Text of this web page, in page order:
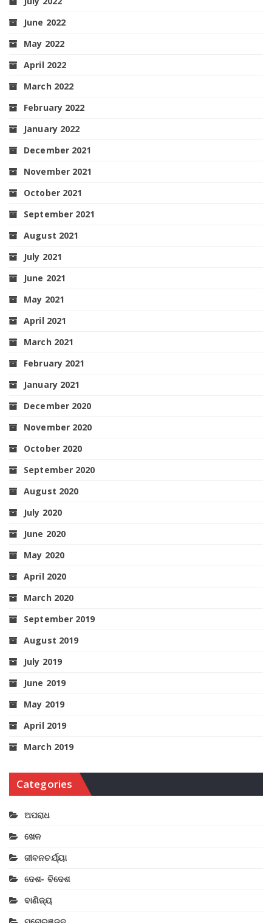
June 2022
May 2022
April 2022
March 2022
February 2022
January 2022
December 2021
November 2021
October 2021
September 2021
August 2021
July 2021
June 2021
May 2021
April 2021
March 2021
February 2021
January 2021
December 2020
November 2020
October 2020
September 2020
August 2020
July 2020
June 2020
May 2020
April 2020
March 2020
September 2019
August 2019
July 2019
June 2019
May 2019
April 2019
March 2019
Categories
ଅପରାଧ
ଖେଳ
ଜୀବନଚର୍ଯ୍ୟା
ଦେଶ- ବିଦେଶ
ବାଣିଜ୍ୟ